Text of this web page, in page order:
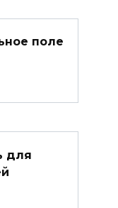
поле
для